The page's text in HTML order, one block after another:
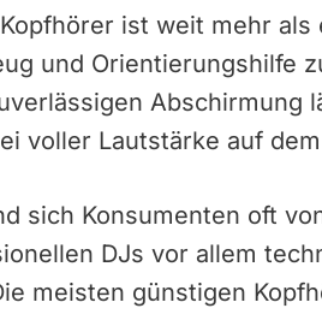
ist weit mehr
und Orientierungshilfe
Abschirmung
voller Lautstärke auf
sich Konsumenten oft
DJs vor allem
meisten günstigen